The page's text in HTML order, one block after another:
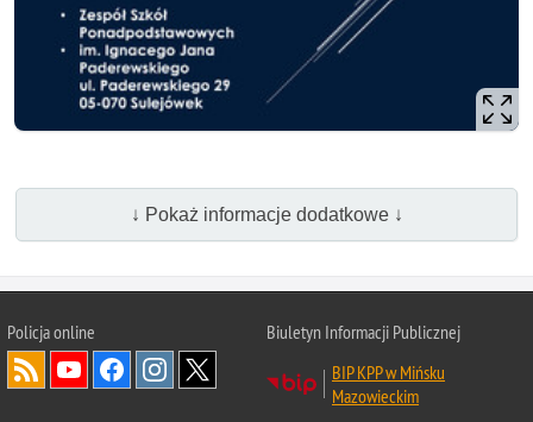
↓ Pokaż informacje dodatkowe ↓
Policja online
Biuletyn Informacji Publicznej
BIP KPP w Mińsku
Mazowieckim